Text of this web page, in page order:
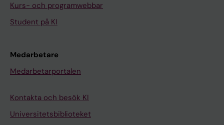
Kurs- och programwebbar
Student på KI
Medarbetare
Medarbetarportalen
Kontakta och besök KI
Universitetsbiblioteket